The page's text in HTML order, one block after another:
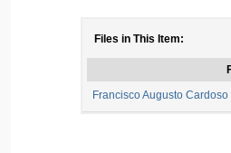
Files in This Item:
Francisco Augusto